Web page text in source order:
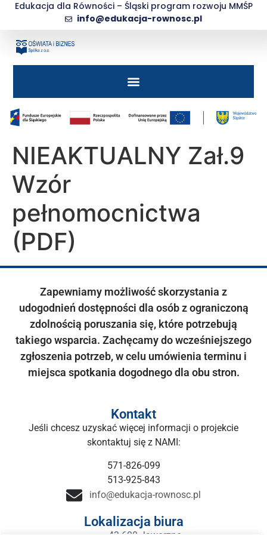
Edukacja dla Równości – Śląski program rozwoju MMŚP
info@edukacja-rownosc.pl
NIEAKTUALNY Zał.9
Wzór
pełnomocnictwa
(PDF)
Zapewniamy możliwość skorzystania z
udogodnień dostępności dla osób z ograniczoną
zdolnością poruszania się, które potrzebują
takiego wsparcia. Zachęcamy do wcześniejszego
zgłoszenia potrzeb, w celu umówienia terminu i
miejsca spotkania dogodnego dla obu stron.
Kontakt
Jeśli chcesz uzyskać więcej informacji o projekcie
skontaktuj się z NAMI:
571-826-099
513-925-843
info@edukacja-rownosc.pl
Lokalizacja biura